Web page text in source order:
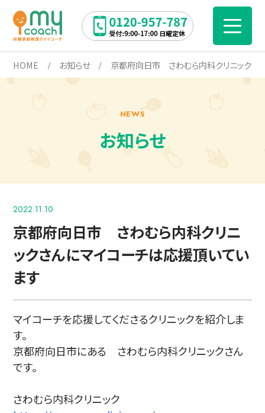
HOME お知らせ 京都府向日市 さわむら内科クリニックさ
NEWS
お知らせ
2022.11.10
京都府向日市 さわむら内科クリニ
ックさんにマイコーチは応援頂いてい
ます
マイコーチを応援してくださるクリニックを紹介しま
す。
京都府向日市にある さわむら内科クリニックさん
です。
さわむら内科クリニック